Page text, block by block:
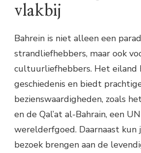
vlakbij
Bahrein is niet alleen een
strandliefhebbers, maar ook
cultuurliefhebbers. Het eiland
geschiedenis en biedt
bezienswaardigheden, zoals
en de Qal’at al-Bahrain, een
werelderfgoed. Daarnaast kun
bezoek brengen aan de